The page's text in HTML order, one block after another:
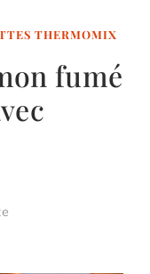
THERMOMIX
fumé